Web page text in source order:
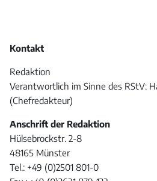
Kontakt
Redaktion
Verantwortlich im Sinne des RStV:
(Chefredakteur)
Anschrift der Redaktion
Hülsebrockstr. 2-8
48165 Münster
Tel.: +49 (0)2501 801-0